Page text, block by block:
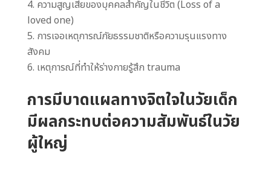
ความสูญเสียของบุคคลสำคัญในชีวิต (Loss of a
loved one)
การเจอเหตุการณ์ภัยธรรมชาติหรือความรุนแรงทาง
สังคม
เหตุการณ์ที่ทำให้ร่างกายรู้สึก trauma
การมีบาดแผลทางจิตใจในวัยเด็ก
มีผลกระทบต่อความสัมพันธ์ในวัย
ผู้ใหญ่